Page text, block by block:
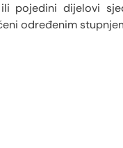
pojedini dijelovi
određenim